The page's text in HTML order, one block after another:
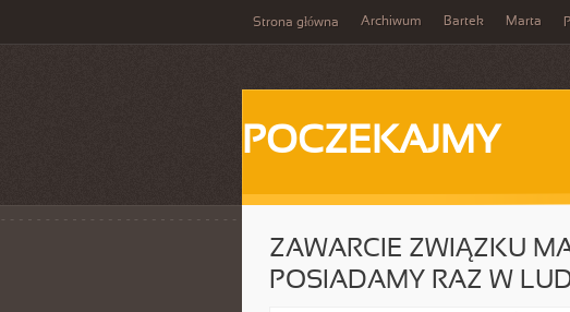
Strona główna Archiwum Bartek Marta
POCZEKAJMY
ZAWARCIE ZWIĄZKU
POSIADAMY RAZ W